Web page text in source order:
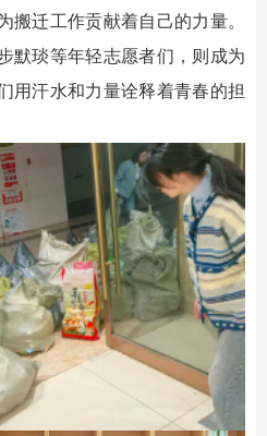
搬迁工作贡献着自己的力量。
默琰等年轻志愿者们，则成为
用汗水和力量诠释着青春的担